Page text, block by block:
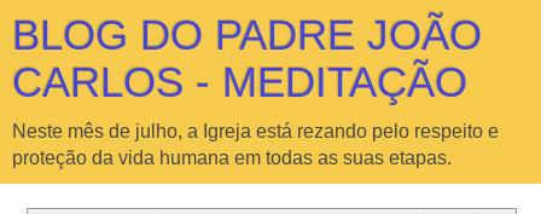
BLOG DO PADRE JOÃO
CARLOS - MEDITAÇÃO
Neste mês de julho, a Igreja está rezando pelo respeito e
proteção da vida humana em todas as suas etapas.